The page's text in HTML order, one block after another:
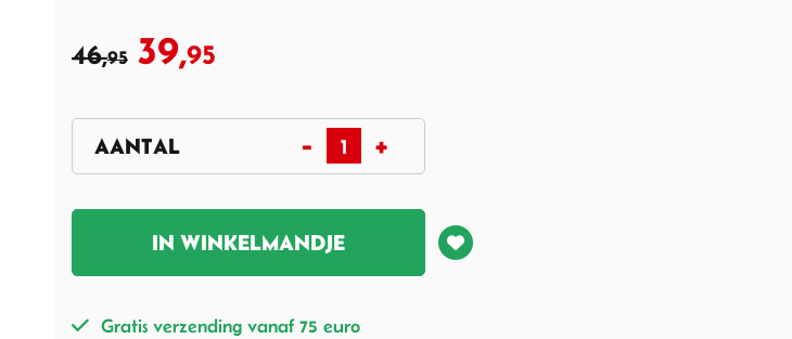
46,95 39,95
IN WINKELMANDJE
Gratis verzending vanaf 75 euro